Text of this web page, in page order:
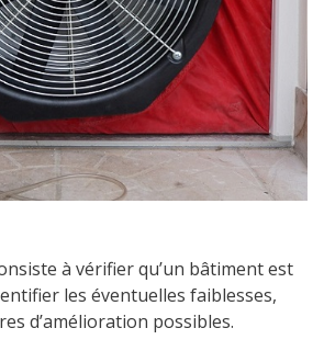
à vérifier qu’un bâtiment est
les éventuelles faiblesses,
d’amélioration possibles.